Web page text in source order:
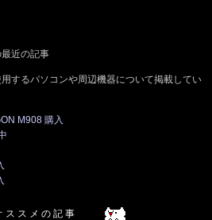
最近の記事
するパソコンや周辺機器について掲載してい
M908 購入
ス ス メ の 記 事